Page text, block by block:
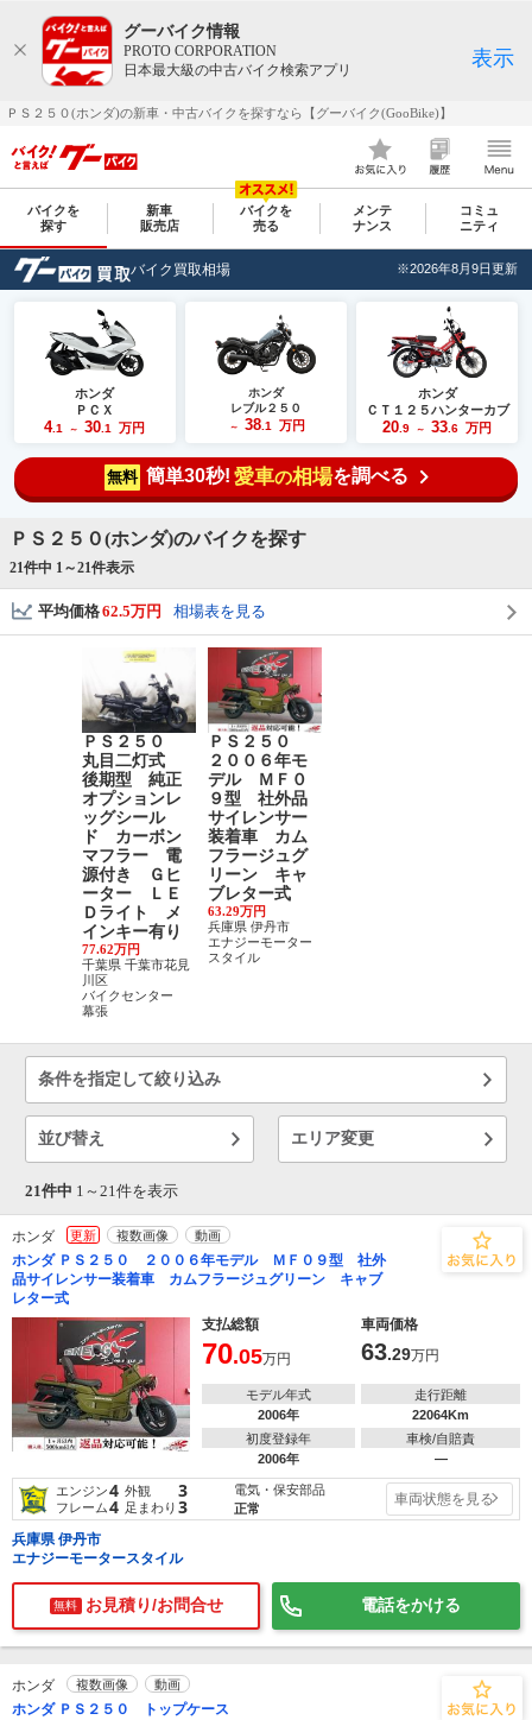
グーバイク情報
PROTO CORPORATION
日本最大級の中古バイク検索アプリ
表示
ＰＳ２５０(ホンダ)の新車・中古バイクを探すなら【グーバイク(GooBike)】
バイクを
探す
新車
販売店
バイクを
売る
メンテ
ナンス
コミュ
ニティ
バイク買取相場 ※2026年8月9日更新
ホンダ
ＰＣＸ
4.1 ～ 30 .1 万円
ホンダ
レブル２５０
～ 38.1 万円
ホンダ
ＣＴ１２５ハンターカブ
20 .9 ～ 33 .6 万円
無料 簡単30秒! 愛車の相場を調べる
ＰＳ２５０(ホンダ)のバイクを探す
21件中 1～21件表示
平均価格62.5万円 相場表を見る
ＰＳ２５０
丸目二灯式
後期型 純正
オプションレ
ッグシール
ド カーボン
マフラー 電
源付き Ｇヒ
ーター ＬＥ
Ｄライト メ
インキー有り
77.62万円
千葉県 千葉市花見
川区
バイクセンター
幕張
ＰＳ２５０
２００６年モ
デル ＭＦ０
９型 社外品
サイレンサー
装着車 カム
フラージュグ
リーン キャ
ブレター式
63.29万円
兵庫県 伊丹市
エナジーモーター
スタイル
条件を指定して絞り込み
並び替え エリア変更
21件中 1～ 21件を表示
ホンダ 更新 複数画像 動画
ホンダ ＰＳ２５０ ２００６年モデル ＭＦ０９型 社外
品サイレンサー装着車 カムフラージュグリーン キャブ
レター式
支払総額
車両価格
70.05万円 63.29万円
モデル年式
2006年
走行距離
22064Km
初度登録年
2006年
車検/自賠責
―
エンジン4 外観 3
フレーム4 足まわり 3
電気・保安部品
正常
車両状態を見る
兵庫県 伊丹市
エナジーモータースタイル
無料 お見積り/お問合せ 電話をかける
ホンダ 複数画像 動画
ホンダ ＰＳ２５０ トップケース